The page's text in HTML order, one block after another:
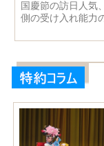
国慶節の訪日人気
側の受け入れ能力